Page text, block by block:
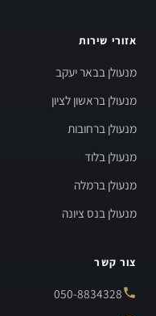
אזורי שירות
מנעולן בבאר יעקב
מנעולן בראשון לציון
מנעולן ברחובות
מנעולן בלוד
מנעולן ברמלה
מנעולן בנס ציונה
צור קשר
050-8834328